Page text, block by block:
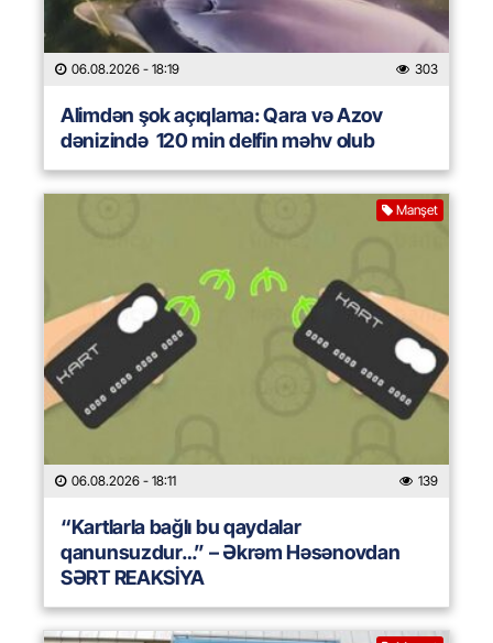
06.08.2026 - 18:19 303
Alimdən şok açıqlama: Qara və Azov
dənizində 120 min delfin məhv olub
Manşet
06.08.2026 - 18:11 139
“Kartlarla bağlı bu qaydalar
qanunsuzdur…” – Əkrəm Həsənovdan
SƏRT REAKSİYA